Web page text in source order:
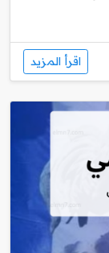
اقرأ المزيد